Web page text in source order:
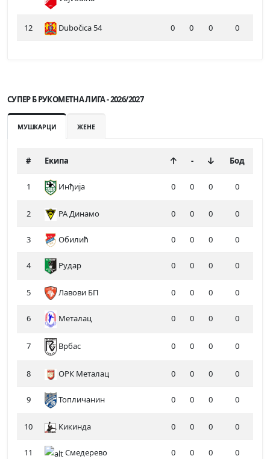
12 Dubočica 54 0 0 0 0
СУПЕР Б РУКОМЕТНА ЛИГА - 2026/2027
МУШКАРЦИ ЖЕНЕ
# Екипа - Бод
1 Инђија 0 0 0 0
2 РА Динамо 0 0 0 0
3 Обилић 0 0 0 0
4 Рудар 0 0 0 0
5 Лавови БП 0 0 0 0
6 Металац 0 0 0 0
7 Врбас 0 0 0 0
8 ОРК Металац 0 0 0 0
9 Топличанин 0 0 0 0
10 Кикинда 0 0 0 0
11 Смедерево 0 0 0 0